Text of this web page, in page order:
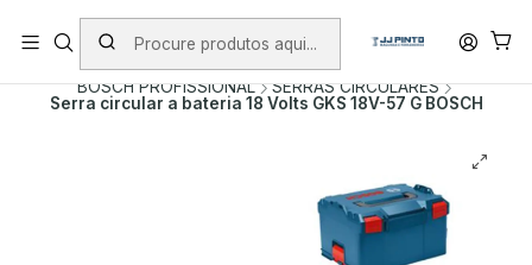
PORTES INCLUÍDOS EM ENCOMENDAS +75€ (excepto ilhas)
Início PRODUTOS
FERRAMENTAS SEM FIO
BOSCH PROFISSIONAL
SERRAS CIRCULARES
Serra circular a bateria 18 Volts GKS 18V-57 G BOSCH